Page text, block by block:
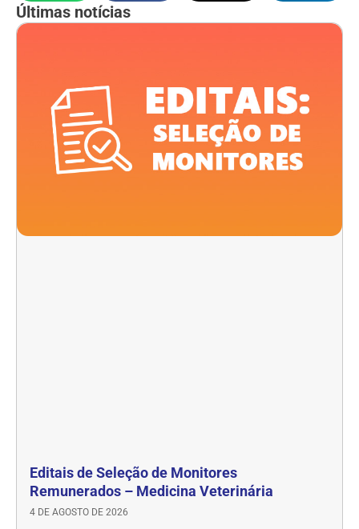
Últimas notícias
Editais de Seleção de Monitores
Remunerados – Medicina Veterinária
4 DE AGOSTO DE 2026